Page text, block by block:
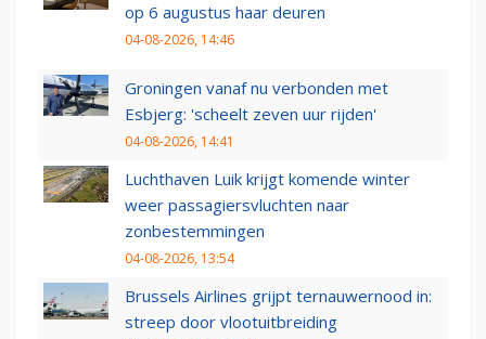
op 6 augustus haar deuren
04-08-2026, 14:46
Groningen vanaf nu verbonden met
Esbjerg: 'scheelt zeven uur rijden'
04-08-2026, 14:41
Luchthaven Luik krijgt komende winter
weer passagiersvluchten naar
zonbestemmingen
04-08-2026, 13:54
Brussels Airlines grijpt ternauwernood in:
streep door vlootuitbreiding